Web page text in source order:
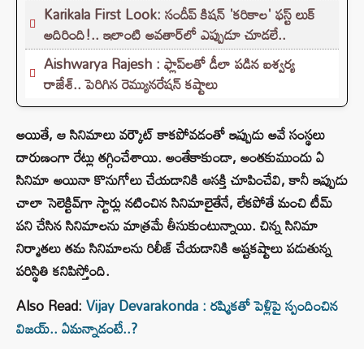
Karikala First Look: సందీప్ కిషన్ 'కరికాల' ఫస్ట్ లుక్
అదిరింది!.. ఇలాంటి అవతార్‌లో ఎప్పుడూ చూడలే..
Aishwarya Rajesh : ఫ్లాప్‌లతో డీలా పడిన ఐశ్వర్య
రాజేశ్.. పెరిగిన రెమ్యునరేషన్‌ కష్టాలు
అయితే, ఆ సినిమాలు వర్కౌట్ కాకపోవడంతో ఇప్పుడు అవే సంస్థలు
దారుణంగా రేట్లు తగ్గించేశాయి. అంతేకాకుండా, అంతకుముందు ఏ
సినిమా అయినా కొనుగోలు చేయడానికి ఆసక్తి చూపించేవి, కానీ ఇప్పుడు
చాలా సెలెక్టివ్‌గా స్టార్లు నటించిన సినిమాలైతేనే, లేకపోతే మంచి టీమ్
పని చేసిన సినిమాలను మాత్రమే తీసుకుంటున్నాయి. చిన్న సినిమా
నిర్మాతలు తమ సినిమాలను రిలీజ్ చేయడానికి అష్టకష్టాలు పడుతున్న
పరిస్థితి కనిపిస్తోంది.
Also Read:Vijay Devarakonda : రష్మికతో పెళ్లిపై స్పందించిన
విజయ్.. ఏమన్నాడంటే..?